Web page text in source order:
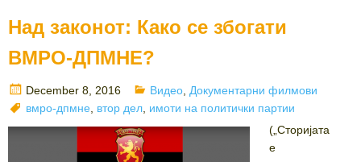
Над законот: Како се збогати
ВМРО-ДПМНЕ?
Posted
on
December 8, 2016 Categories
Видео Документарни филмови
Tags
вмро-дпмне втор дел имоти на политички партии
(„Сторијата
е